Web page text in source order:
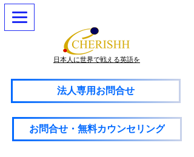
日本人に世界で戦える英語を
法人専用お問合せ
お問合せ・無料カウンセリング